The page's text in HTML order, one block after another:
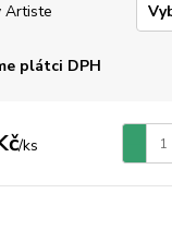
Artiste
plátci DPH
/ks